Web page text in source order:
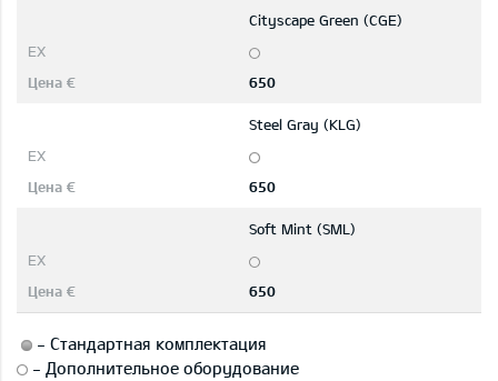
Cityscape Green (CGE)
650
Steel Gray (KLG)
650
Soft Mint (SML)
650
- Стандартная комплектация
- Дополнительное оборудование